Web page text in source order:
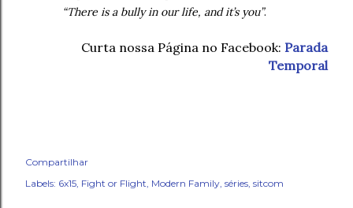
“There is a bully in our life, and it’s you”.
Curta nossa Página no Facebook: Parada
Temporal
Compartilhar
Labels: 6x15 Fight or Flight Modern Family séries sitcom